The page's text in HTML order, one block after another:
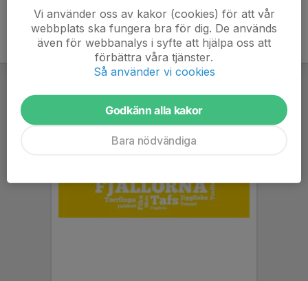
Vi använder oss av kakor (cookies) för att vår
webbplats ska fungera bra för dig. De används
även för webbanalys i syfte att hjälpa oss att
förbättra våra tjänster.
Så använder vi cookies
Godkänn alla kakor
Bara nödvändiga